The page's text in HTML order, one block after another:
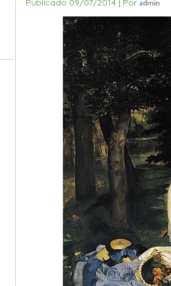
Publicado 09/07/2014| Por admin